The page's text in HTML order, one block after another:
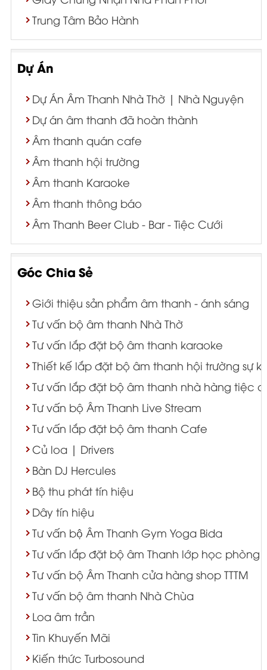
Trung Tâm Bảo Hành
Dự Án
Dự Án Âm Thanh Nhà Thờ | Nhà Nguyện
Dự án âm thanh đã hoàn thành
Âm thanh quán cafe
Âm thanh hội trường
Âm thanh Karaoke
Âm thanh thông báo
Âm Thanh Beer Club - Bar - Tiệc Cưới
Góc Chia Sẻ
Giới thiệu sản phẩm âm thanh - ánh sáng
Tư vấn bộ âm thanh Nhà Thờ
Tư vấn lắp đặt bộ âm thanh karaoke
Thiết kế lắp đặt bộ âm thanh hội trường sự
Tư vấn lắp đặt bộ âm thanh nhà hàng tiệc
Tư vấn bộ Âm Thanh Live Stream
Tư vấn lắp đặt bộ âm thanh Cafe
Củ loa | Drivers
Bàn DJ Hercules
Bộ thu phát tín hiệu
Dây tín hiệu
Tư vấn bộ Âm Thanh Gym Yoga Bida
Tư vấn lắp đặt bộ âm Thanh lớp học phòng
Tư vấn bộ Âm Thanh cửa hàng shop TTTM
Tư vấn bộ âm thanh Nhà Chùa
Loa âm trần
Tin Khuyến Mãi
Kiến thức Turbosound